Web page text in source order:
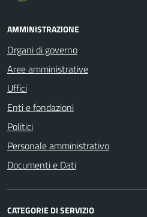
AMMINISTRAZIONE
Organi di governo
Aree amministrative
Uffici
Enti e fondazioni
Politici
Personale amministrativo
Documenti e Dati
CATEGORIE DI SERVIZIO